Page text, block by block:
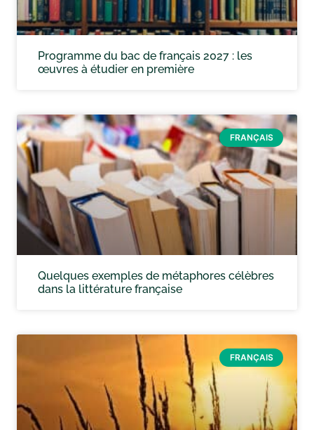
Programme du bac de français 2027 : les
œuvres à étudier en première
FRANÇAIS
Quelques exemples de métaphores célèbres
dans la littérature française
FRANÇAIS